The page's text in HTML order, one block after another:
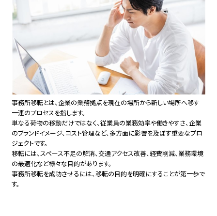
事務所移転とは、企業の業務拠点を現在の場所から新しい場所へ移す
一連のプロセスを指します。
単なる荷物の移動だけではなく、従業員の業務効率や働きやすさ、企業
のブランドイメージ、コスト管理など、多方面に影響を及ぼす重要なプロ
ジェクトです。
移転には、スペース不足の解消、交通アクセス改善、経費削減、業務環境
の最適化など様々な目的があります。
事務所移転を成功させるには、移転の目的を明確にすることが第一歩で
す。